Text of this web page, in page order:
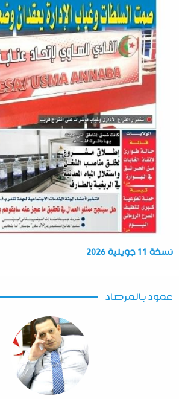
نسخة 11 جويلية 2026
عمود بالمرصاد